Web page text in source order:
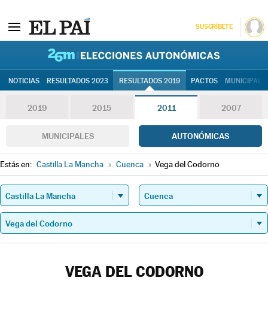
SUSCRÍBETE
NOTICIAS RESULTADOS 2023 RESULTADOS 2019 PACTOS
2019 2015 2011 2007
MUNICIPALES AUTONÓMICAS
Estás en: Castilla La Mancha » Cuenca » Vega del Codorno
VEGA DEL CODORNO